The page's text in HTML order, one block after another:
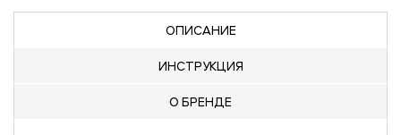
ОПИСАНИЕ
ИНСТРУКЦИЯ
О БРЕНДЕ